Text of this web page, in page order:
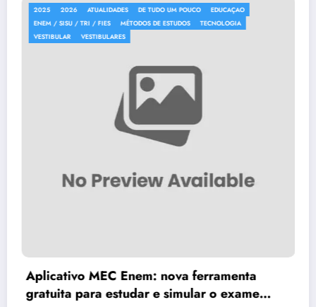
2025 2026 ATUALIDADES DE TUDO UM POUCO
ENEM / SISU / TRI / FIES